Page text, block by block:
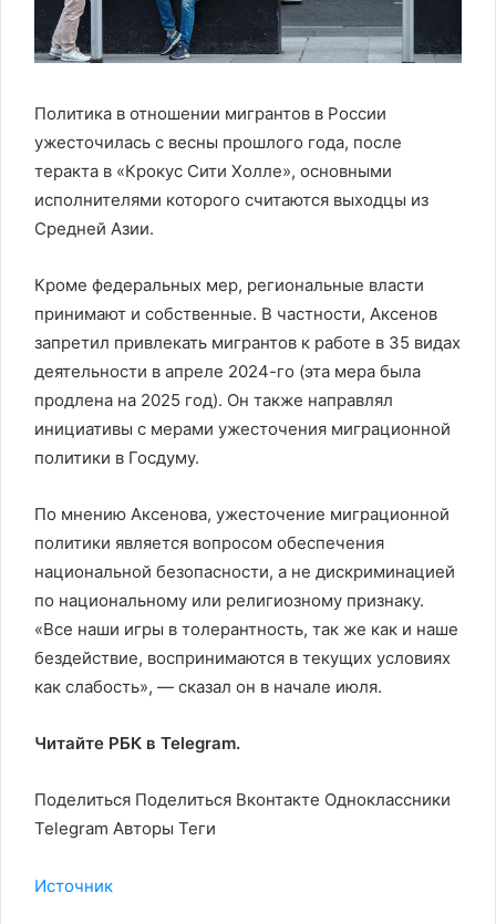
Политика в отношении мигрантов в России
ужесточилась с весны прошлого года, после
теракта в «Крокус Сити Холле», основными
исполнителями которого считаются выходцы из
Средней Азии.
Кроме федеральных мер, региональные власти
принимают и собственные. В частности, Аксенов
запретил привлекать мигрантов к работе в 35 видах
деятельности в апреле 2024-го (эта мера была
продлена на 2025 год). Он также направлял
инициативы с мерами ужесточения миграционной
политики в Госдуму.
По мнению Аксенова, ужесточение миграционной
политики является вопросом обеспечения
национальной безопасности, а не дискриминацией
по национальному или религиозному признаку.
«Все наши игры в толерантность, так же как и наше
бездействие, воспринимаются в текущих условиях
как слабость», — сказал он в начале июля.
Читайте РБК в Telegram.
Поделиться Поделиться Вконтакте Одноклассники
Telegram Авторы Теги
Источник